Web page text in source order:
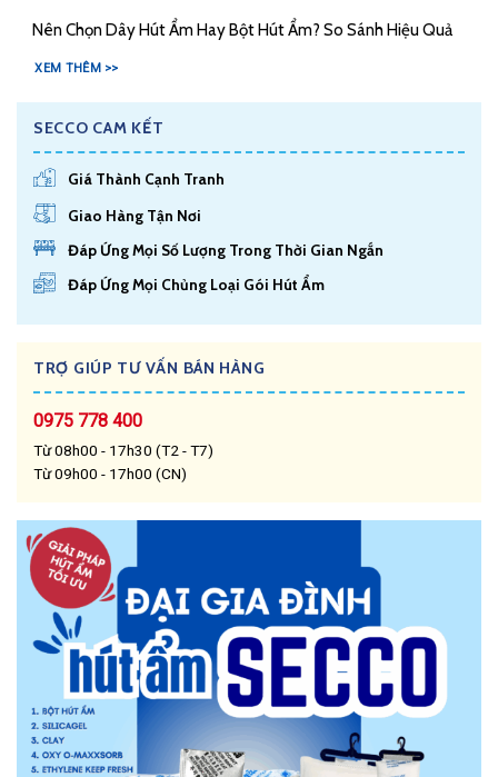
Nên Chọn Dây Hút Ẩm Hay Bột Hút Ẩm? So Sánh Hiệu Quả
XEM THÊM >>
SECCO CAM KẾT
Giá Thành Cạnh Tranh
Giao Hàng Tận Nơi
Đáp Ứng Mọi Số Lượng Trong Thời Gian Ngắn
Đáp Ứng Mọi Chủng Loại Gói Hút Ẩm
TRỢ GIÚP TƯ VẤN BÁN HÀNG
0975 778 400
Từ 08h00 - 17h30 (T2 - T7)
Từ 09h00 - 17h00 (CN)